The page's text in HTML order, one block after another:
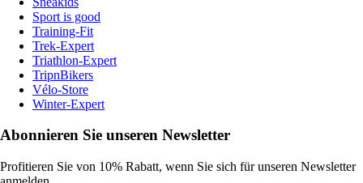
Sport is good
Training-Fit
Trek-Expert
Triathlon-Expert
TripnBikers
Vélo-Store
Winter-Expert
Abonnieren Sie unseren Newsletter
Profitieren Sie von 10% Rabatt, wenn Sie sich für unseren Newsletter